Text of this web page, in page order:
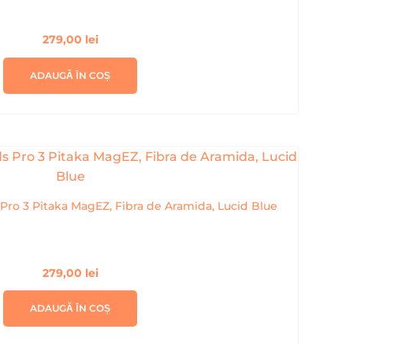
279,00 lei
ADAUGĂ ÎN COȘ
3 Pitaka MagEZ, Fibra de Aramida, Lucid Blue
279,00 lei
ADAUGĂ ÎN COȘ